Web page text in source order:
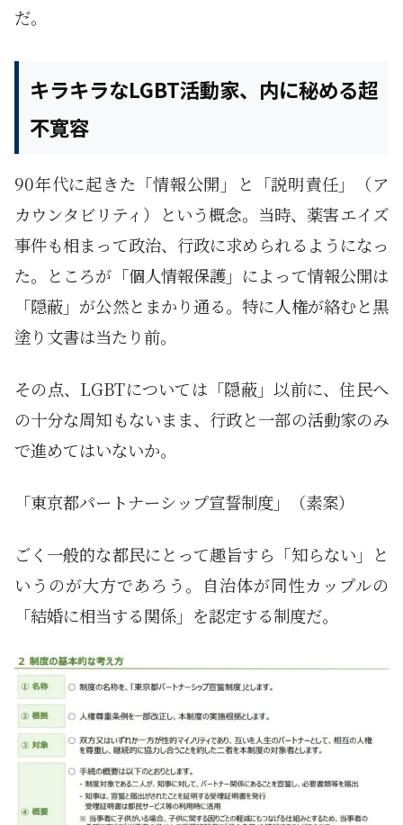
だ。
キラキラなLGBT活動家、内に秘める超
不寛容
90年代に起きた「情報公開」と「説明責任」（ア
カウンタビリティ）という概念。当時、薬害エイズ
事件も相まって政治、行政に求められるようになっ
た。ところが「個人情報保護」によって情報公開は
「隠蔽」が公然とまかり通る。特に人権が絡むと黒
塗り文書は当たり前。
その点、LGBTについては「隠蔽」以前に、住民へ
の十分な周知もないまま、行政と一部の活動家のみ
で進めてはいないか。
「東京都パートナーシップ宣誓制度」（素案）
ごく一般的な都民にとって趣旨すら「知らない」と
いうのが大方であろう。自治体が同性カップルの
「結婚に相当する関係」を認定する制度だ。